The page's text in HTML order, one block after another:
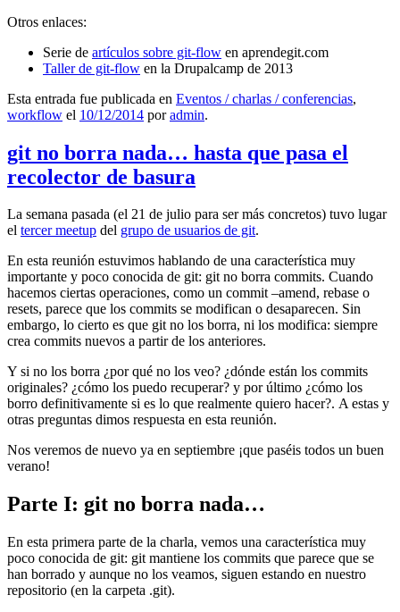
Otros enlaces:
Serie de artículos sobre git-flow en aprendegit.com
Taller de git-flow en la Drupalcamp de 2013
Esta entrada fue publicada en Eventos / charlas / conferencias,
workflow el 10/12/2014 poradmin.
git no borra nada… hasta que pasa el
recolector de basura
La semana pasada (el 21 de julio para ser más concretos) tuvo lugar
el tercer meetup del grupo de usuarios de git.
En esta reunión estuvimos hablando de una característica muy
importante y poco conocida de git: git no borra commits. Cuando
hacemos ciertas operaciones, como un commit –amend, rebase o
resets, parece que los commits se modifican o desaparecen. Sin
embargo, lo cierto es que git no los borra, ni los modifica: siempre
crea commits nuevos a partir de los anteriores.
Y si no los borra ¿por qué no los veo? ¿dónde están los commits
originales? ¿cómo los puedo recuperar? y por último ¿cómo los
borro definitivamente si es lo que realmente quiero hacer?. A estas y
otras preguntas dimos respuesta en esta reunión.
Nos veremos de nuevo ya en septiembre ¡que paséis todos un buen
verano!
Parte I: git no borra nada…
En esta primera parte de la charla, vemos una característica muy
poco conocida de git: git mantiene los commits que parece que se
han borrado y aunque no los veamos, siguen estando en nuestro
repositorio (en la carpeta .git).